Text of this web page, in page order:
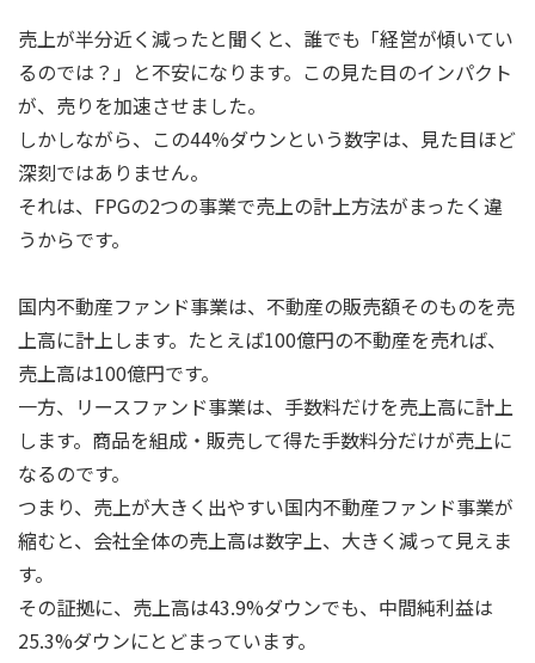
売上が半分近く減ったと聞くと、誰でも「経営が傾いてい
るのでは？」と不安になります。この見た目のインパクト
が、売りを加速させました。
しかしながら、この44%ダウンという数字は、見た目ほど
深刻ではありません。
それは、FPGの2つの事業で売上の計上方法がまったく違
うからです。
国内不動産ファンド事業は、不動産の販売額そのものを売
上高に計上します。たとえば100億円の不動産を売れば、
売上高は100億円です。
一方、リースファンド事業は、手数料だけを売上高に計上
します。商品を組成・販売して得た手数料分だけが売上に
なるのです。
つまり、売上が大きく出やすい国内不動産ファンド事業が
縮むと、会社全体の売上高は数字上、大きく減って見えま
す。
その証拠に、売上高は43.9%ダウンでも、中間純利益は
25.3%ダウンにとどまっています。